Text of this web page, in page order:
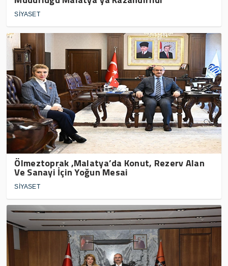
SİYASET
Ölmeztoprak ,Malatya’da Konut, Rezerv Alan
Ve Sanayi İçin Yoğun Mesai
SİYASET